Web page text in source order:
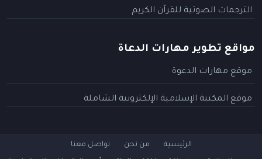
الترجمات الصوتية للقرآن الكريم
مواقع تطوير مهارات الدعاة
موقع مهارات الدعوة
موقع المكتبة الإسلامية الإلكترونية الشاملة
الرئيسية من نحن تواصل معنا